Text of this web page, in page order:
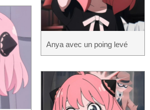
Anya avec un poing levé